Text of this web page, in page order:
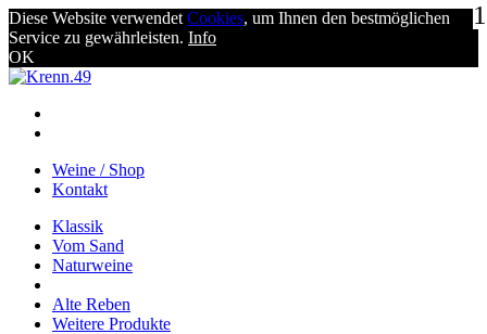
Diese Website verwendet Cookies, um Ihnen den bestmöglichen
Service zu gewährleisten. Info
OK
Weine / Shop
Kontakt
Klassik
Vom Sand
Naturweine
Alte Reben
Weitere Produkte
1